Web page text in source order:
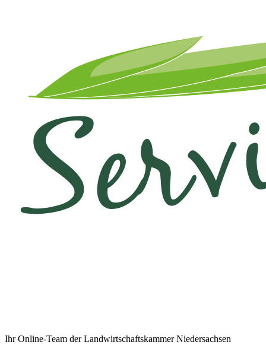
Ihr Online-Team der Landwirtschaftskammer Niedersachsen